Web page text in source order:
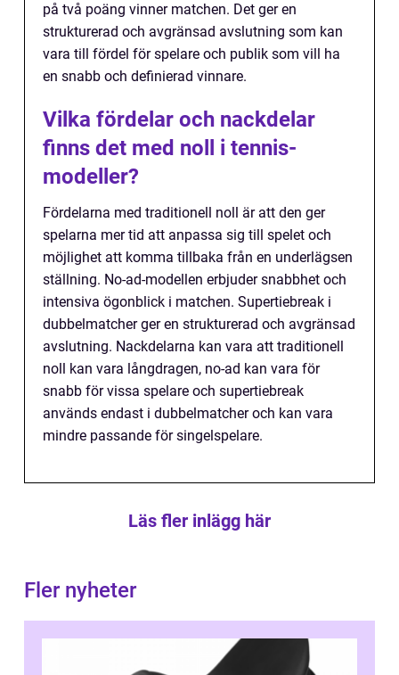
på två poäng vinner matchen. Det ger en
strukturerad och avgränsad avslutning som kan
vara till fördel för spelare och publik som vill ha
en snabb och definierad vinnare.
Vilka fördelar och nackdelar
finns det med noll i tennis-
modeller?
Fördelarna med traditionell noll är att den ger
spelarna mer tid att anpassa sig till spelet och
möjlighet att komma tillbaka från en underlägsen
ställning. No-ad-modellen erbjuder snabbhet och
intensiva ögonblick i matchen. Supertiebreak i
dubbelmatcher ger en strukturerad och avgränsad
avslutning. Nackdelarna kan vara att traditionell
noll kan vara långdragen, no-ad kan vara för
snabb för vissa spelare och supertiebreak
används endast i dubbelmatcher och kan vara
mindre passande för singelspelare.
Läs fler inlägg här
Fler nyheter